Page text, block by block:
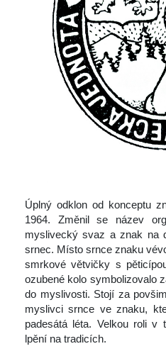
Úplný odklon od konceptu
1964. Změnil se název
myslivecký svaz a znak na
rnec. Místo srnce znaku
mrkové větvičky s
ozubené kolo symbolizovalo
do myslivosti. Stojí za
myslivci srnce ve znaku,
padesátá léta. Velkou roli v
lpění na tradicích.